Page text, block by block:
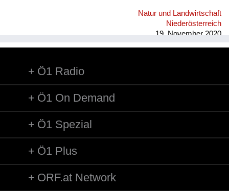
Natur und Landwirtschaft
Niederösterreich
19. November 2020
Ö1 Radio
Ö1 On Demand
Ö1 Spezial
Ö1 Plus
ORF.at Network